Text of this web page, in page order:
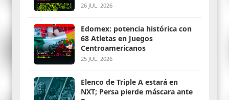
26 JUL. 2026
Edomex: potencia histórica con
68 Atletas en Juegos
Centroamericanos
25 JUL. 2026
Elenco de Triple A estará en
NXT; Persa pierde máscara ante